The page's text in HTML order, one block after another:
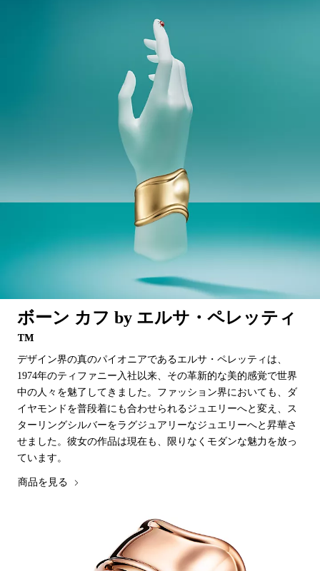
ボーン カフ by エルサ・ペレッティ
™
デザイン界の真のパイオニアであるエルサ・ペレッティは、
1974年のティファニー入社以来、その革新的な美的感覚で世界
中の人々を魅了してきました。ファッション界においても、ダ
イヤモンドを普段着にも合わせられるジュエリーへと変え、ス
ターリングシルバーをラグジュアリーなジュエリーへと昇華さ
せました。彼女の作品は現在も、限りなくモダンな魅力を放っ
ています。
商品を見る